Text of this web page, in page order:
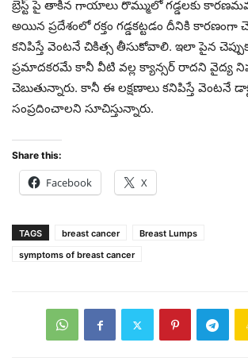
బ్రెస్ట్ పై తాకిన గాయాలు రొమ్ములో గడ్డలకు
అయిన ప్రదేశంలో రక్తం గడ్డకట్టడం దీనికి కారణంగా
కనిపిస్తే వెంటనే చికిత్స తీసుకోవాలి. ఇలా పైన
ప్రమాదకరమే కానీ వీటి వల్ల క్యాన్సర్ రాదని వైద్య
చెబుతున్నారు. కానీ ఈ లక్షణాలు కనిపిస్తే వెంటనే
సంప్రదించాలని సూచిస్తున్నారు.
Share this:
Facebook X
TAGS breast cancer
Breast Lumps
symptoms of breast cancer